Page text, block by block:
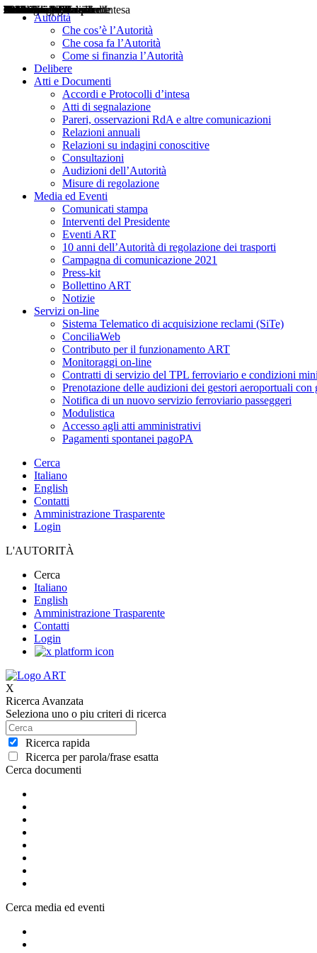
Autorità
Che cos’è l’Autorità
Che cosa fa l’Autorità
Come si finanzia l’Autorità
Delibere
Atti e Documenti
Accordi e Protocolli d’intesa
Atti di segnalazione
Pareri, osservazioni RdA e altre comunicazioni
Relazioni annuali
Relazioni su indagini conoscitive
Consultazioni
Audizioni dell’Autorità
Misure di regolazione
Media ed Eventi
Comunicati stampa
Interventi del Presidente
Eventi ART
10 anni dell’Autorità di regolazione dei trasporti
Campagna di comunicazione 2021
Press-kit
Bollettino ART
Notizie
Servizi on-line
Sistema Telematico di acquisizione reclami (SiTe)
ConciliaWeb
Contributo per il funzionamento ART
Monitoraggi on-line
Contratti di servizio del TPL ferroviario e condizioni
Prenotazione delle audizioni dei gestori aeroportuali con
Notifica di un nuovo servizio ferroviario passeggeri
Modulistica
Accesso agli atti amministrativi
Pagamenti spontanei pagoPA
Cerca
Italiano
English
Contatti
Amministrazione Trasparente
Login
L'AUTORITÀ
Cerca
Italiano
English
Amministrazione Trasparente
Contatti
Login
X
Ricerca Avanzata
Seleziona uno o piu criteri di ricerca
Ricerca rapida
Ricerca per parola/frase esatta
Cerca documenti
Delibere
Pareri
Consultazioni
Audizioni
Atti di Segnalazione
Accordi e Protocolli d'Intesa
Relazioni annuali
Misure di regolazione
Cerca media ed eventi
Notizie
Comunicati Stampa
Bollettini ART
Convegni ART
Interviste del Presidente
Articoli in primo piano
Interventi del Presidente
2004
2005
2010
2013
2014
2015
2016
2017
2018
2019
202
2020
2021
2022
2023
2024
2025
2026
Aereo
Marittimo
Terrestre